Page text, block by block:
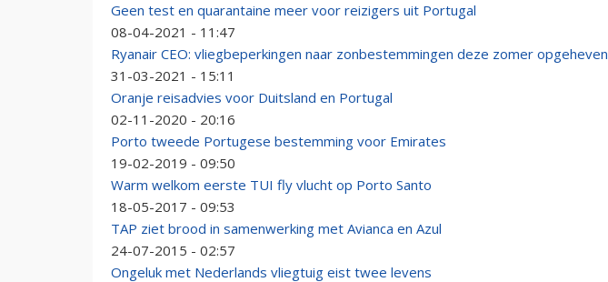
Geen test en quarantaine meer voor reizigers uit Portugal
08-04-2021 - 11:47
Ryanair CEO: vliegbeperkingen naar zonbestemmingen deze zomer opgeheven
31-03-2021 - 15:11
Oranje reisadvies voor Duitsland en Portugal
02-11-2020 - 20:16
Porto tweede Portugese bestemming voor Emirates
19-02-2019 - 09:50
Warm welkom eerste TUI fly vlucht op Porto Santo
18-05-2017 - 09:53
TAP ziet brood in samenwerking met Avianca en Azul
24-07-2015 - 02:57
Ongeluk met Nederlands vliegtuig eist twee levens